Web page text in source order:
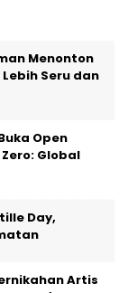
Menonton
Seru dan
Open
Global
Day,
Artis